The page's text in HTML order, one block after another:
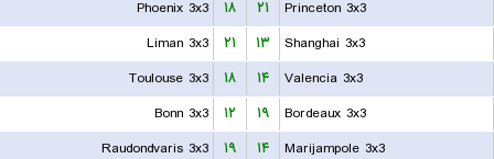
Phoenix 3x3
۱۸ ۲۱
Princeton 3x3
Liman 3x3
۲۱ ۱۳
Shanghai 3x3
Toulouse 3x3
۱۸ ۱۴
Valencia 3x3
Bonn 3x3
۱۲ ۱۹
Bordeaux 3x3
Raudondvaris 3x3
۱۹ ۱۴
Marijampole 3x3